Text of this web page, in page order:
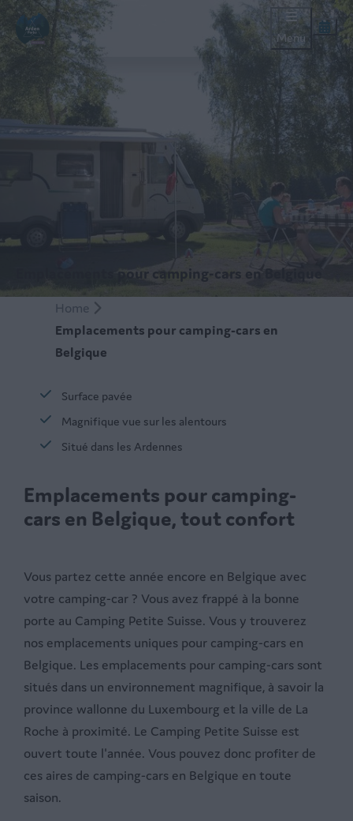
Menu
Emplacements pour camping-cars en Belgique
Home
Emplacements pour camping-cars en
Belgique
Surface pavée
Magnifique vue sur les alentours
Situé dans les Ardennes
Emplacements pour camping-
cars en Belgique, tout confort
Vous partez cette année encore en Belgique avec
votre camping-car ? Vous avez frappé à la bonne
porte au Camping Petite Suisse. Vous y trouverez
nos emplacements uniques pour camping-cars en
Belgique. Les emplacements pour camping-cars sont
situés dans un environnement magnifique, à savoir la
province wallonne du Luxembourg et la ville de La
Roche à proximité. Le Camping Petite Suisse est
ouvert toute l'année. Vous pouvez donc profiter de
ces aires de camping-cars en Belgique en toute
saison.